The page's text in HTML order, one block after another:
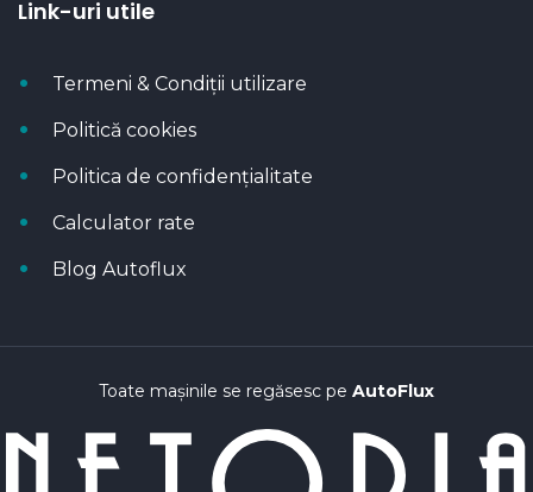
Link-uri utile
Termeni & Condiții utilizare
Politică cookies
Politica de confidențialitate
Calculator rate
Blog Autoflux
Toate mașinile se regăsesc pe AutoFlux